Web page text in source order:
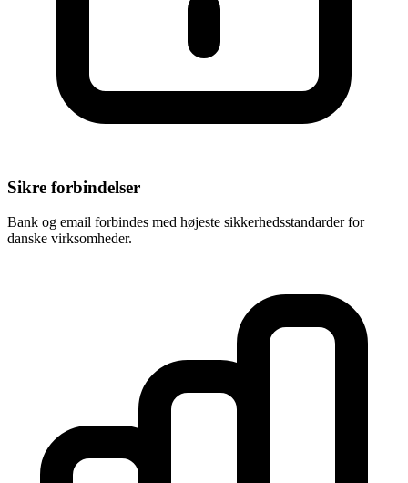
Sikre forbindelser
Bank og email forbindes med højeste sikkerhedsstandarder for
danske virksomheder.